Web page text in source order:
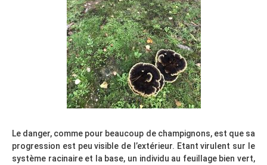
Le danger, comme pour beaucoup de champignons, est que sa
progression est peu visible de l’extérieur. Etant virulent sur le
système racinaire et la base, un individu au feuillage bien vert,